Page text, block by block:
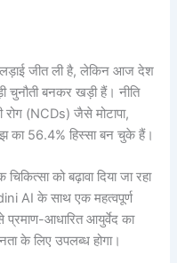
लड़ाई जीत ली है, लेकिन आज देश
चुनौती बनकर खड़ी हैं। नीति
रोग (NCDs) जैसे मोटापा,
का 56.4% हिस्सा बन चुके हैं।
को बढ़ावा दिया जा रहा
AI के साथ एक महत्वपूर्ण
आधारित आयुर्वेद का
के लिए उपलब्ध होगा।